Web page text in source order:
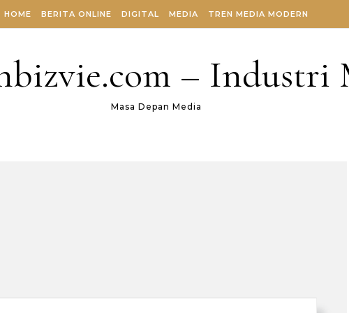
HOME BERITA ONLINE DIGITAL MEDIA TREN MEDIA MODERN
– Industri
Masa Depan Media